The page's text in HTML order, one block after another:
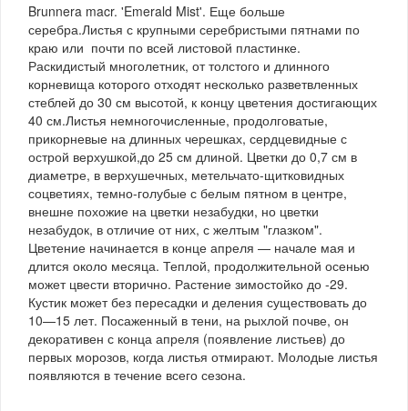
Brunnera macr. 'Emerald Mist'. Еще больше
серебра.Листья с крупными серебристыми пятнами по
краю или почти по всей листовой пластинке.
Раскидистый многолетник, от толстого и длинного
корневища которого отходят несколько разветвленных
стеблей до 30 см высотой, к концу цветения достигающих
40 см.Листья немногочисленные, продолговатые,
прикорневые на длинных черешках, сердцевидные с
острой верхушкой,до 25 см длиной. Цветки до 0,7 см в
диаметре, в верхушечных, метельчато-щитковидных
соцветиях, темно-голубые с белым пятном в центре,
внешне похожие на цветки незабудки, но цветки
незабудок, в отличие от них, с желтым "глазком".
Цветение начинается в конце апреля — начале мая и
длится около месяца. Теплой, продолжительной осенью
может цвести вторично. Растение зимостойко до -29.
Кустик может без пересадки и деления существовать до
10—15 лет. Посаженный в тени, на рыхлой почве, он
декоративен с конца апреля (появление листьев) до
первых морозов, когда листья отмирают. Молодые листья
появляются в течение всего сезона.